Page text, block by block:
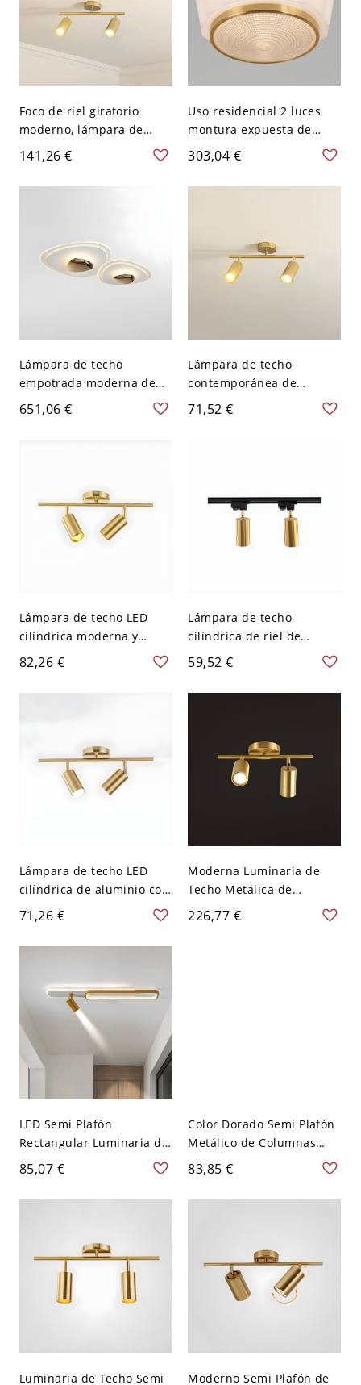
Foco de riel giratorio
moderno, lámpara de
techo ajustable
negra/dorada de 1/2/4/6
luces para hogares y
141,26 €
Uso residencial 2 luces
montura expuesta de
aleación de tiza con
pantalla de vidrio y forma
redonda, 110V-120V, 14"
303,04 €
Lámpara de techo
empotrada moderna de
metal geométrico con
bombillas LED para uso
651,06 €
Lámpara de techo
contemporánea de
cilindro metálico para
pasillo - Dorado 110 A 120
71,52 €
Lámpara de techo LED
cilíndrica moderna y
simple de montaje
empotrado de aluminio
para tienda de ropa - 2
82,26 €
Lámpara de techo
cilíndrica de riel de
aluminio de estilo
moderno y simple para
tienda de ropa - 110 A 120
59,52 €
Lámpara de techo LED
cilíndrica de aluminio con
montaje empotrado de
estilo moderno y sencillo -
2 110 A 120 V
71,26 €
Moderna Luminaria de
Techo Metálica de
Columnas Lámpara de
Riel Giratoria para Salón -
226,77 €
LED Semi Plafón
Rectangular Luminaria de
Riel Metálica Moderna
para Salón - Dorado 110 A
120 V 60,96 cm
85,07 €
Color Dorado Semi Plafón
Metálico de Columnas
Iluminación de Riel
Moderna para Sala -
Dorado 110 A 120 V 2
83,85 €
Luminaria de Techo Semi Moderno Semi Plafón de